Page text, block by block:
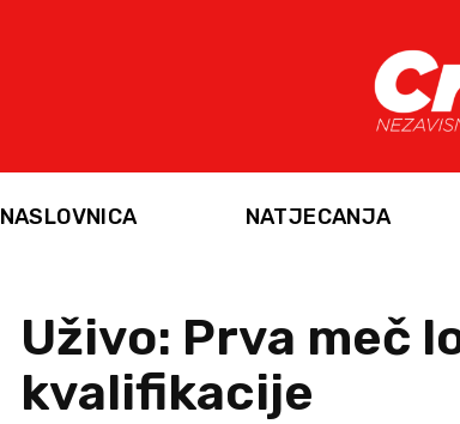
NASLOVNICA NATJECANJA
Uživo: Prva meč
kvalifikacije